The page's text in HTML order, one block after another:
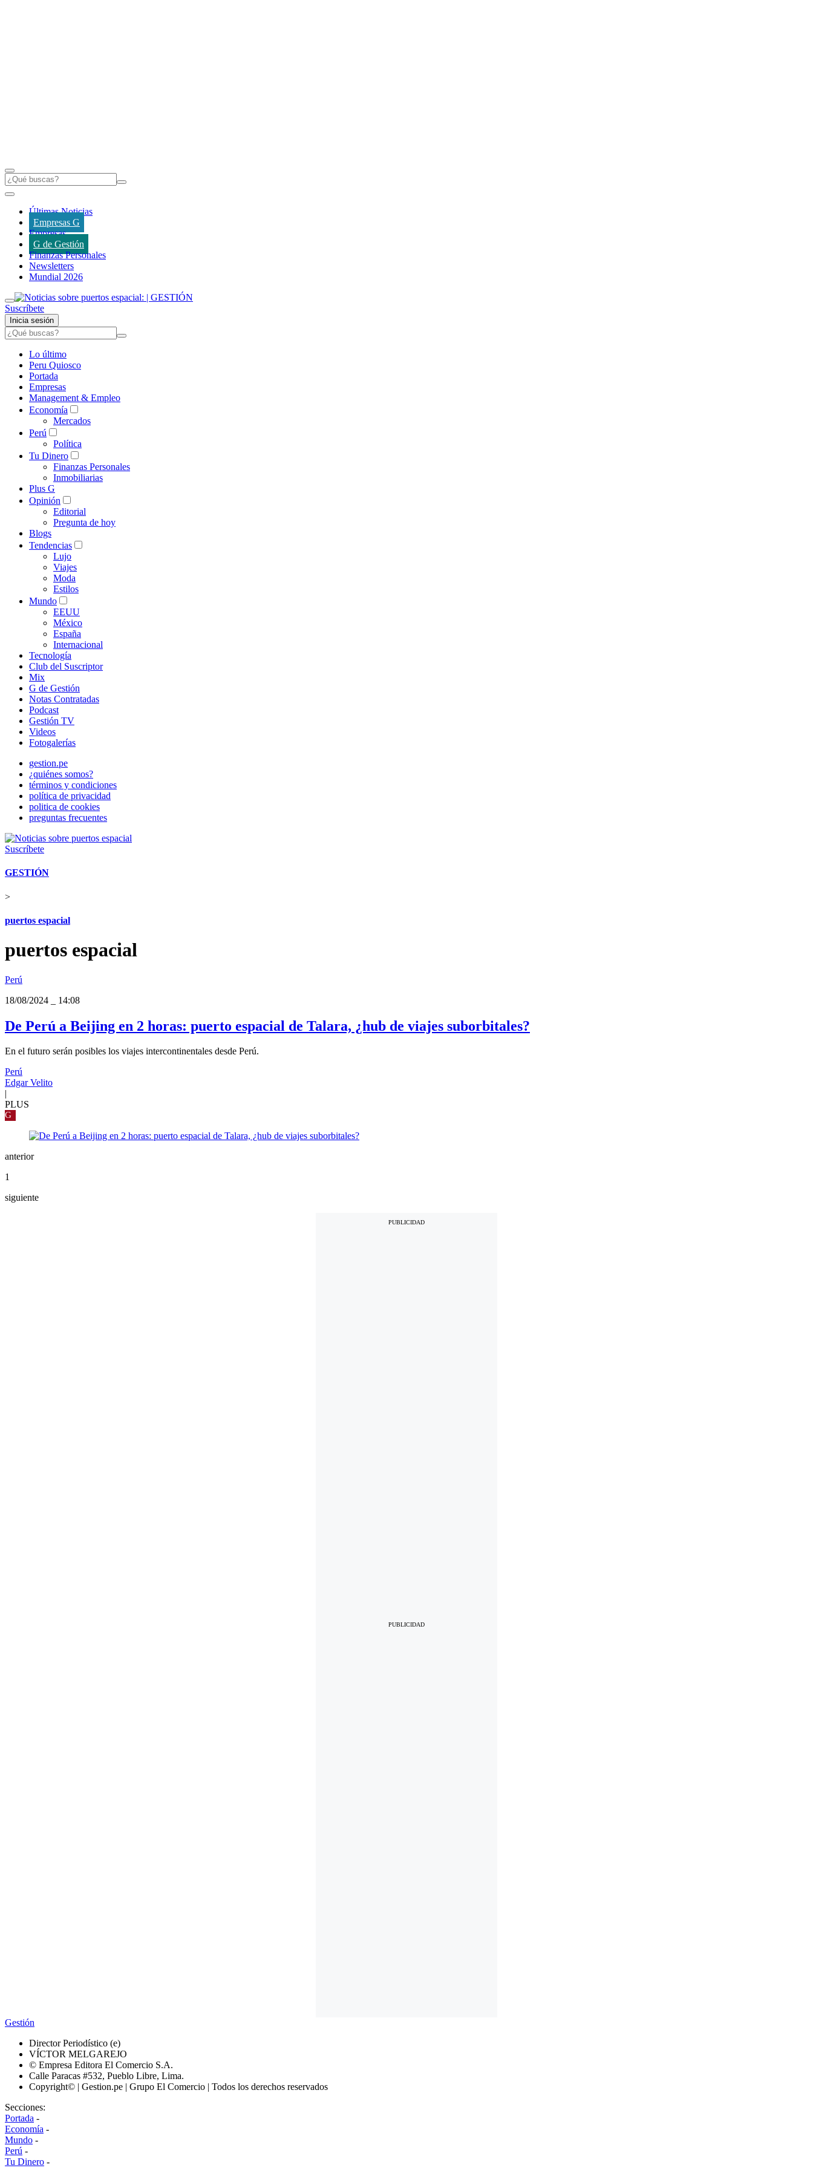
Últimas Noticias
Empresas G
Empresas
G de Gestión
Finanzas Personales
Newsletters
Mundial 2026
Suscríbete
Inicia sesión
Lo último
Peru Quiosco
Portada
Empresas
Management & Empleo
Economía
Mercados
Perú
Política
Tu Dinero
Finanzas Personales
Inmobiliarias
Plus G
Opinión
Editorial
Pregunta de hoy
Blogs
Tendencias
Lujo
Viajes
Moda
Estilos
Mundo
EEUU
México
España
Internacional
Tecnología
Club del Suscriptor
Mix
G de Gestión
Notas Contratadas
Podcast
Gestión TV
Videos
Fotogalerías
gestion.pe
¿quiénes somos?
términos y condiciones
política de privacidad
politica de cookies
preguntas frecuentes
Suscríbete
GESTIÓN
>
puertos espacial
puertos espacial
Perú
18/08/2024
14:08
De Perú a Beijing en 2 horas: puerto espacial de Talara, ¿hub de viajes suborbitales?
En el futuro serán posibles los viajes intercontinentales desde Perú.
Perú
Edgar Velito
PLUS
G
anterior
1
siguiente
Gestión
Director Periodístico (e)
VÍCTOR MELGAREJO
© Empresa Editora El Comercio S.A.
Calle Paracas #532, Pueblo Libre, Lima.
Copyright© | Gestion.pe | Grupo El Comercio | Todos los derechos reservados
Secciones:
Portada -
Economía -
Mundo -
Perú -
Tu Dinero -